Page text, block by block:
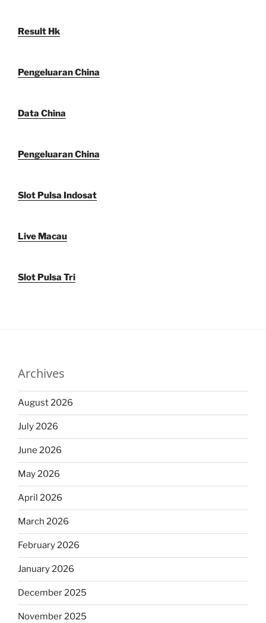
Result Hk
Pengeluaran China
Data China
Pengeluaran China
Slot Pulsa Indosat
Live Macau
Slot Pulsa Tri
Archives
August 2026
July 2026
June 2026
May 2026
April 2026
March 2026
February 2026
January 2026
December 2025
November 2025